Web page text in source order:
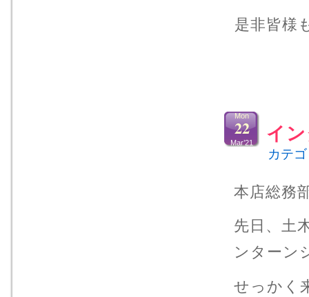
是非皆様
イ
Mon
22
Mar’21
カテ
本店総務
先日、土
ンターン
せっかく